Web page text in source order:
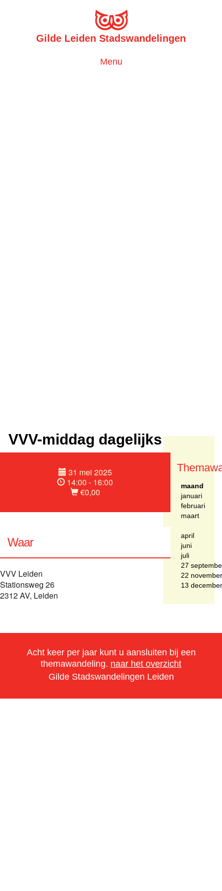
Gilde Leiden Stadswandelingen
Toggle
Menu
VVV-middag dagelijks
31 mei 2025
14:00 - 16:00
€0,00
Waar
VVV Leiden
Stationsweg 26
2312 AV, Leiden
maand
januari
februari
maart
april
juni
juli
27
22 november
13 december
Acht keer per jaar kunt u aansluiten bij een
themawandeling. naar het overzicht
Gilde Stadswandelingen Leiden